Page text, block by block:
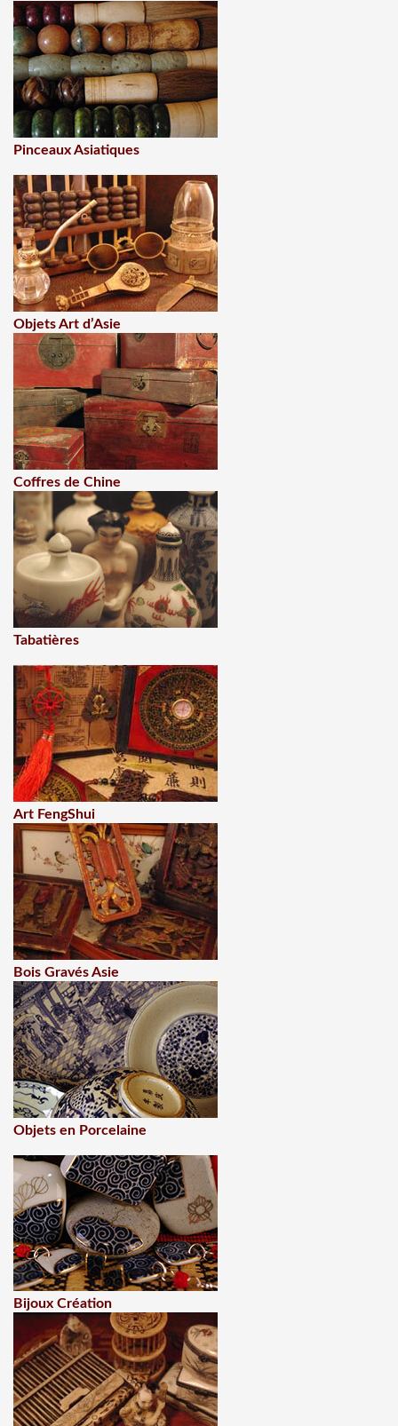
Pinceaux Asiatiques
Objets Art d’Asie
Coffres de Chine
Tabatières
Art FengShui
Bois Gravés Asie
Objets en Porcelaine
Bijoux Création